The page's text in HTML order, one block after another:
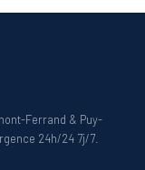
Ferrand & Puy-
24h/24 7j/7.